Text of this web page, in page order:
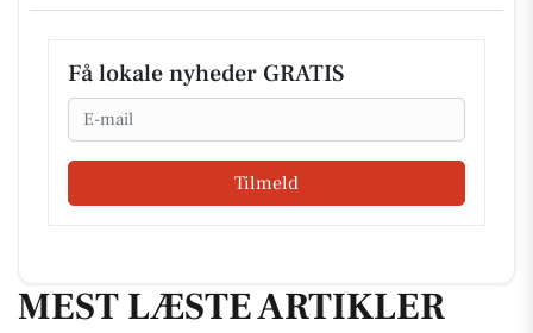
Få lokale nyheder GRATIS
Email
Tilmeld
MEST LÆSTE ARTIKLER